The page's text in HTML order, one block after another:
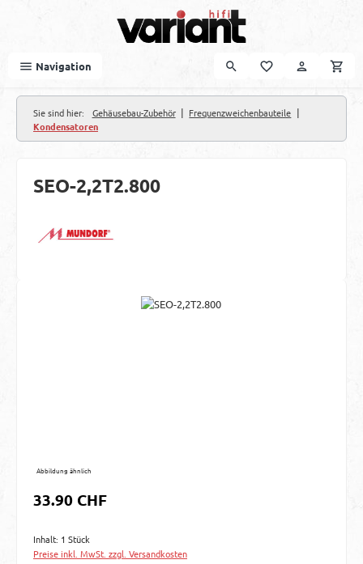
Navigation
Sie sind hier: Gehäusebau-Zubehör | Frequenzweichenbauteile |
Kondensatoren
SEO-2,2T2.800
Bildergalerie überspringen
Abbildung ähnlich
Regulärer Preis:
33.90 CHF
Inhalt: 1 Stück
Preise inkl. MwSt. zzgl. Versandkosten